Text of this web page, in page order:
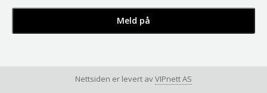
Nettsiden er levert avVIPnett AS